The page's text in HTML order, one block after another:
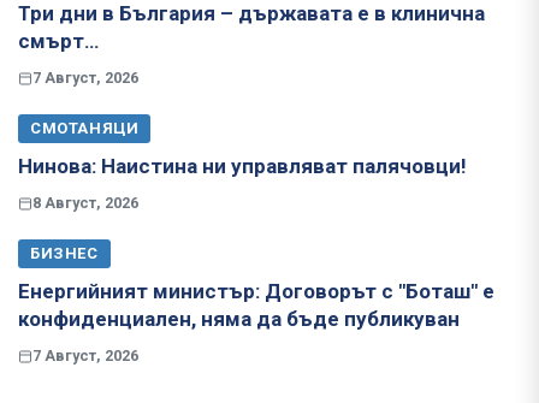
Три дни в България – държавата е в клинична
смърт…
7 Август, 2026
СМОТАНЯЦИ
Нинова: Наистина ни управляват палячовци!
8 Август, 2026
БИЗНЕС
Енергийният министър: Договорът с "Боташ" е
конфиденциален, няма да бъде публикуван
7 Август, 2026